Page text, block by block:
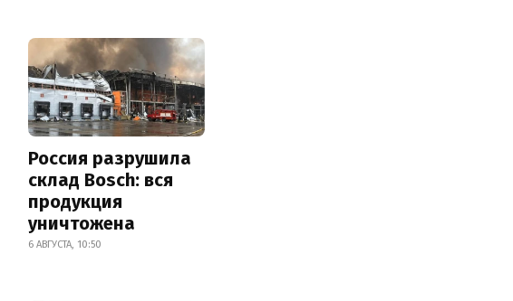
Россия разрушила
склад Bosch: вся
продукция
уничтожена
6 АВГУСТА, 10:50